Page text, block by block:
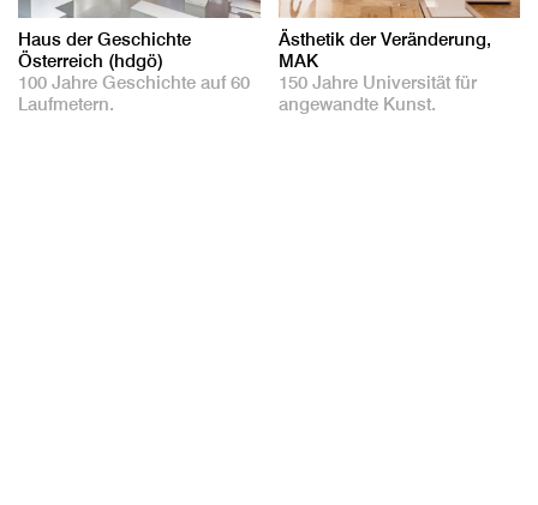
Haus der Geschichte
Österreich (hdgö)
100 Jahre Geschichte auf 60
Laufmetern.
Ästhetik der Veränderung,
MAK
150 Jahre Universität für
angewandte Kunst.